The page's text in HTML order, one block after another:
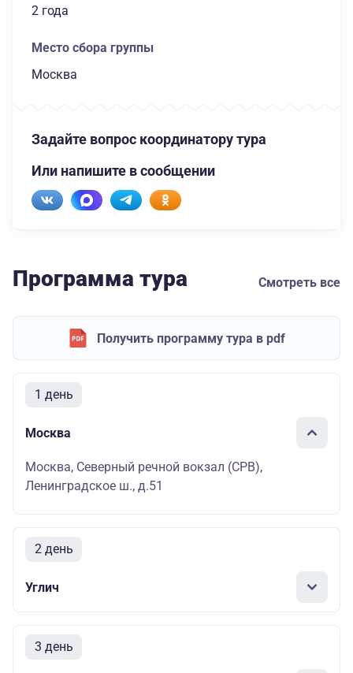
2 года
Место сбора группы
Москва
Задайте вопрос координатору тура
Или напишите в сообщении
Программа тура Смотреть все
Получить программу тура в pdf
1 день
Москва
Москва, Северный речной вокзал (СРВ),
Ленинградское ш., д.51
2 день
Углич
3 день